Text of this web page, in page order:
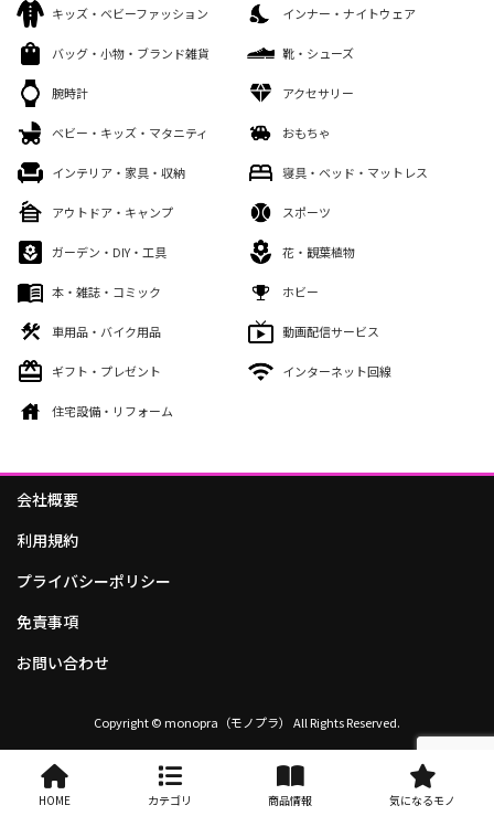
キッズ・ベビーファッション インナー・ナイトウェア
バッグ・小物・ブランド雑貨 靴・シューズ
腕時計 アクセサリー
ベビー・キッズ・マタニティ おもちゃ
インテリア・家具・収納 寝具・ベッド・マットレス
アウトドア・キャンプ スポーツ
ガーデン・DIY・工具 花・観葉植物
本・雑誌・コミック ホビー
車用品・バイク用品 動画配信サービス
ギフト・プレゼント インターネット回線
住宅設備・リフォーム
会社概要
利用規約
プライバシーポリシー
免責事項
お問い合わせ
Copyright © monopra（モノプラ） All Rights Reserved.
HOME カテゴリ 商品情報 気になるモノ